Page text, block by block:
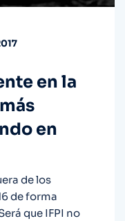
en la
en
de los
de forma
que IFPI no